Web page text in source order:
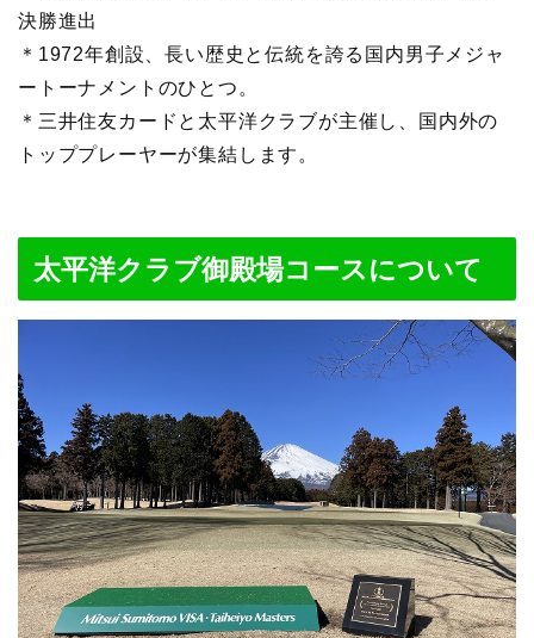
決勝進出
＊1972年創設、長い歴史と伝統を誇る国内男子メジャ
ートーナメントのひとつ。
＊三井住友カードと太平洋クラブが主催し、国内外の
トッププレーヤーが集結します。
太平洋クラブ御殿場コースについて